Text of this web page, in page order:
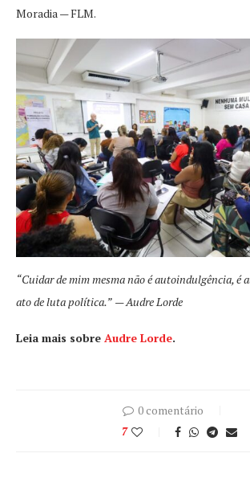
Moradia — FLM.
“Cuidar de mim mesma não é autoindulgência, é
ato de luta política.” — Audre Lorde
Leia mais sobre Audre Lorde.
0 comentário
7